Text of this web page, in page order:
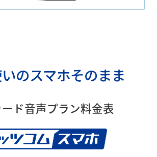
のスマホそのまま
ド音声プラン料金表